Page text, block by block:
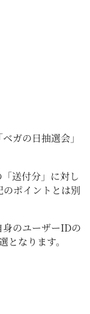
ガの日抽選会」
送付分」に対し
ポイントとは別
のユーザーIDの
なります。